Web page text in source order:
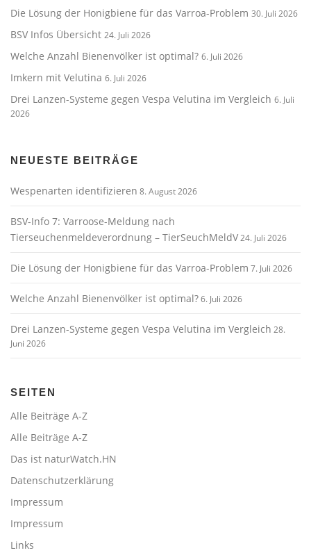
Die Lösung der Honigbiene für das Varroa-Problem 30. Juli 2026
BSV Infos Übersicht 24. Juli 2026
Welche Anzahl Bienenvölker ist optimal? 6. Juli 2026
Imkern mit Velutina 6. Juli 2026
Drei Lanzen-Systeme gegen Vespa Velutina im Vergleich 6. Juli
2026
NEUESTE BEITRÄGE
Wespenarten identifizieren 8. August 2026
BSV-Info 7: Varroose-Meldung nach
Tierseuchenmeldeverordnung – TierSeuchMeldV24. Juli 2026
Die Lösung der Honigbiene für das Varroa-Problem 7. Juli 2026
Welche Anzahl Bienenvölker ist optimal?6. Juli 2026
Drei Lanzen-Systeme gegen Vespa Velutina im Vergleich 28.
Juni 2026
SEITEN
Alle Beiträge A-Z
Alle Beiträge A-Z
Das ist naturWatch.HN
Datenschutzerklärung
Impressum
Impressum
Links